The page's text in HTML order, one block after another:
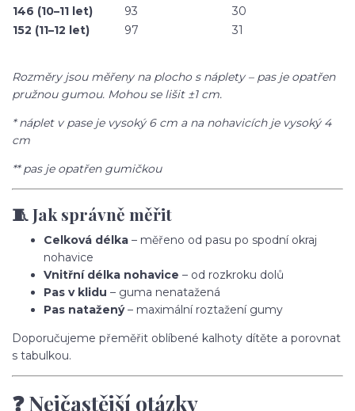
146 (10–11 let)
93
30
152 (11–12 let)
97 31
Rozměry jsou měřeny na plocho s náplety – pas je opatřen
pružnou gumou. Mohou se lišit ±1 cm.
* náplet v pase je vysoký 6 cm a na nohavicích je vysoký 4
cm
** pas je opatřen gumičkou
🧵 Jak správně měřit
Celková délka – měřeno od pasu po spodní okraj
nohavice
Vnitřní délka nohavice – od rozkroku dolů
Pas v klidu – guma nenatažená
Pas natažený– maximální roztažení gumy
Doporučujeme přeměřit oblíbené kalhoty dítěte a porovnat
s tabulkou.
❓ Nejčastější otázky